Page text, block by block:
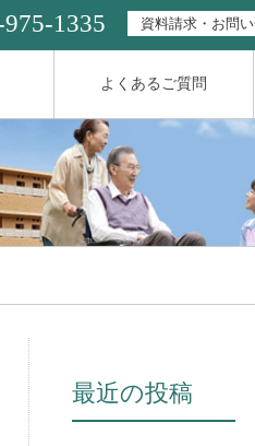
よくあるご質問
1335 資料請求・お問
最近の投稿